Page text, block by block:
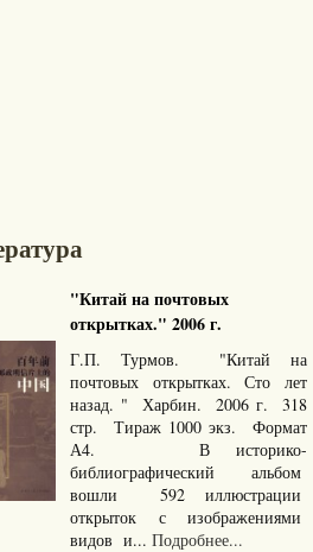
"Китай на почтовых
открытках." 2006 г.
Г.П. Турмов. "Китай на
почтовых открытках. Сто лет
назад. " Харбин. 2006 г. 318
стр. Тираж 1000 экз. Формат
А4. В историко-
библиографический альбом
вошли 592 иллюстрации
открыток с изображениями
видов и... Подробнее...